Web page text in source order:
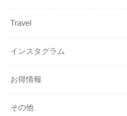
Travel
インスタグラム
お得情報
その他